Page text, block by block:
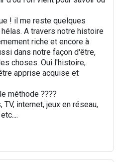
! il me reste quelques
A travers notre histoire
riche et encore à
dans notre façon d'être,
choses. Oui l'histoire,
apprise acquise et
méthode ????
internet, jeux en réseau,